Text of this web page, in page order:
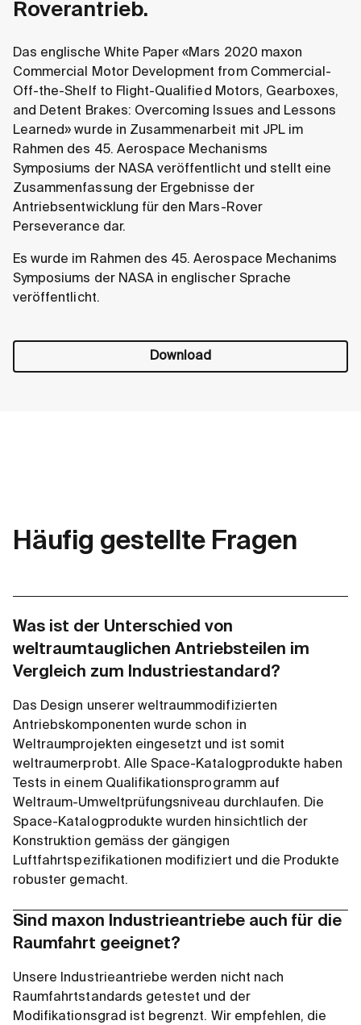
Roverantrieb.
Das englische White Paper «Mars 2020 maxon
Commercial Motor Development from Commercial-
Off-the-Shelf to Flight-Qualified Motors, Gearboxes,
and Detent Brakes: Overcoming Issues and Lessons
Learned» wurde in Zusammenarbeit mit JPL im
Rahmen des 45. Aerospace Mechanisms
Symposiums der NASA veröffentlicht und stellt eine
Zusammenfassung der Ergebnisse der
Antriebsentwicklung für den Mars-Rover
Perseverance dar.
Es wurde im Rahmen des 45. Aerospace Mechanims
Symposiums der NASA in englischer Sprache
veröffentlicht.
Download
Häufig gestellte Fragen
Was ist der Unterschied von
weltraumtauglichen Antriebsteilen im
Vergleich zum Industriestandard?
Das Design unserer weltraummodifizierten
Antriebskomponenten wurde schon in
Weltraumprojekten eingesetzt und ist somit
weltraumerprobt. Alle Space-Katalogprodukte haben
Tests in einem Qualifikationsprogramm auf
Weltraum-Umweltprüfungsniveau durchlaufen. Die
Space-Katalogprodukte wurden hinsichtlich der
Konstruktion gemäss der gängigen
Luftfahrtspezifikationen modifiziert und die Produkte
robuster gemacht.
Sind maxon Industrieantriebe auch für die
Raumfahrt geeignet?
Unsere Industrieantriebe werden nicht nach
Raumfahrtstandards getestet und der
Modifikationsgrad ist begrenzt. Wir empfehlen, die